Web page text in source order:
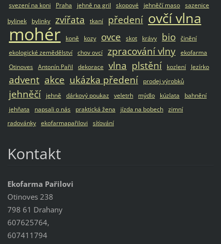
svezení na koni
Praha jehně na gril skopové jehněčí maso sazenice
bylinek
bylinky zvířata tkaní předení ovčí vlna
mohér koně kozy ovce skot krávy bio činění
ekologické zemědělství chov ovcí zpracování vlny ekofarma
Otinoves Antonín Pařil dekorace vlna plstění kozlení Jezírko
advent akce ukázka předení prodej výrobků
jehněčí jehně dárkový poukaz veletrh mýdlo kúzlata
bahnění
jehňata
napsali o nás praktická žena jízda na bobech zimní
radovánky ekofarmapařilovi síťování
Kontakt
Ekofarma Pařilovi
Otinoves 238
798 61 Drahany
607625764,
607411794